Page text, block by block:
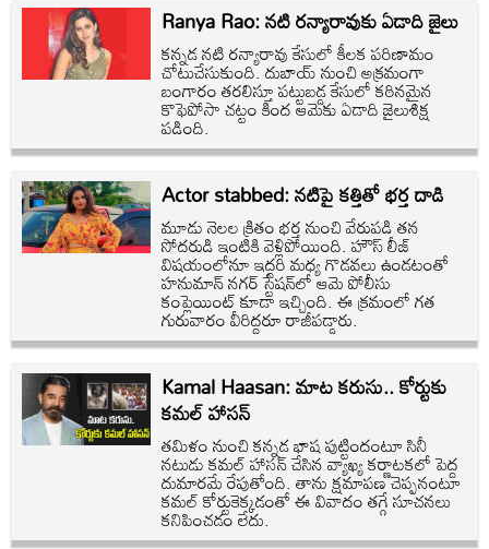
Ranya Rao: నటి రన్యారావుకు ఏడాది జైలు
కన్నడ నటి రన్యారావు కేసులో కీలక పరిణామం
చోటుచేసుకుంది. దుబాయ్‌ నుంచి అక్రమంగా
బంగారం తరలిస్తూ పట్టుబడ్డ కేసులో కఠినమైన
కొఫెపోసా చట్టం కింద ఆమెకు ఏడాది జైలుశిక్ష
పడింది.
Actor stabbed: నటిపై కత్తితో భర్త దాడి
మూడు నెలల క్రితం భర్త నుంచి వేరుపడి తన
సోదరుడి ఇంటికి వెళ్లిపోయింది. హౌస్ లీజ్
విషయంలోనూ ఇద్దరి మధ్య గొడవలు ఉండటంతో
హనుమాన్ నగర్ స్టేషన్‌లో ఆమె పోలీసు
కంప్లెయింట్ కూడా ఇచ్చింది. ఈ క్రమంలో గత
గురువారం వీరిద్దరూ రాజీపడ్డారు.
Kamal Haasan: మాట కరుసు.. కోర్టుకు
కమల్ హాసన్
తమిళం నుంచి కన్నడ భాష పుట్టిందంటూ సినీ
నటుడు కమల్ హాసన్ చేసిన వ్యాఖ్య కర్ణాటకలో పెద్ద
దుమారమే రేపుతోంది. తాను క్షమాపణ చెప్పనంటూ
కమల్ కోర్టుకెక్కడంతో ఈ వివాదం తగ్గే సూచనలు
కనిపించడం లేదు.